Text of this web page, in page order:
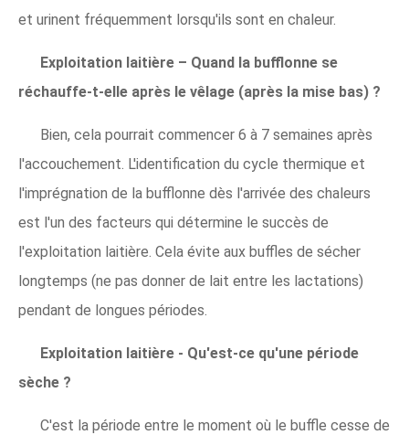
et urinent fréquemment lorsqu'ils sont en chaleur.
Exploitation laitière – Quand la bufflonne se
réchauffe-t-elle après le vêlage (après la mise bas) ?
Bien, cela pourrait commencer 6 à 7 semaines après
l'accouchement. L'identification du cycle thermique et
l'imprégnation de la bufflonne dès l'arrivée des chaleurs
est l'un des facteurs qui détermine le succès de
l'exploitation laitière. Cela évite aux buffles de sécher
longtemps (ne pas donner de lait entre les lactations)
pendant de longues périodes.
Exploitation laitière - Qu'est-ce qu'une période
sèche ?
C'est la période entre le moment où le buffle cesse de